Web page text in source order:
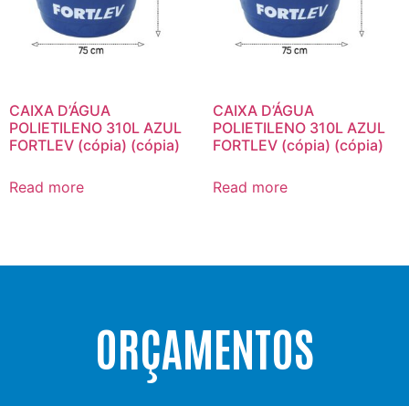
CAIXA D’ÁGUA
POLIETILENO 310L AZUL
FORTLEV (cópia) (cópia)
Read more
CAIXA D’ÁGUA
POLIETILENO 310L AZUL
FORTLEV (cópia) (cópia)
Read more
ORÇAMENTOS